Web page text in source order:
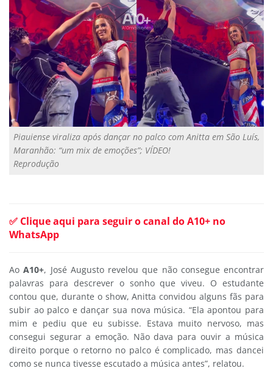
Piauiense viraliza após dançar no palco com Anitta em São Luís,
Maranhão: “um mix de emoções”; VÍDEO!
Reprodução
✅ Clique aqui para seguir o canal do A10+ no
WhatsApp
AoA10+, José Augusto revelou que não consegue encontrar
palavras para descrever o sonho que viveu. O estudante
contou que, durante o show, Anitta convidou alguns fãs para
subir ao palco e dançar sua nova música. “Ela apontou para
mim e pediu que eu subisse. Estava muito nervoso, mas
consegui segurar a emoção. Não dava para ouvir a música
direito porque o retorno no palco é complicado, mas dancei
como se nunca tivesse escutado a música antes”, relatou.